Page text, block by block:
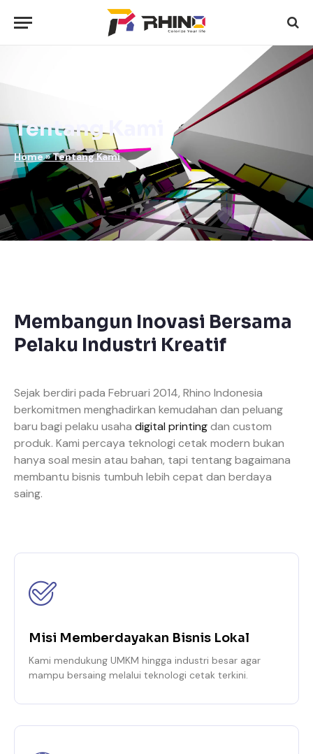
Tentang Kami
Home»Tentang Kami
Membangun Inovasi Bersama
Pelaku Industri Kreatif
Sejak berdiri pada Februari 2014, Rhino Indonesia
berkomitmen menghadirkan kemudahan dan peluang
baru bagi pelaku usaha digital printingdan custom
produk. Kami percaya teknologi cetak modern bukan
hanya soal mesin atau bahan, tapi tentang bagaimana
membantu bisnis tumbuh lebih cepat dan berdaya
saing.
Misi Memberdayakan Bisnis Lokal
Kami mendukung UMKM hingga industri besar agar
mampu bersaing melalui teknologi cetak terkini.